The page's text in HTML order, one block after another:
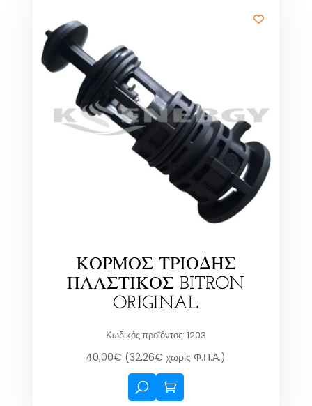
ΚΟΡΜΟΣ ΤΡΙΟΔΗΣ
ΠΛΑΣΤΙΚΟΣ BITRON
ORIGINAL
Κωδικός προϊόντος: 1203
40,00€ (32,26€ χωρίς Φ.Π.Α.)